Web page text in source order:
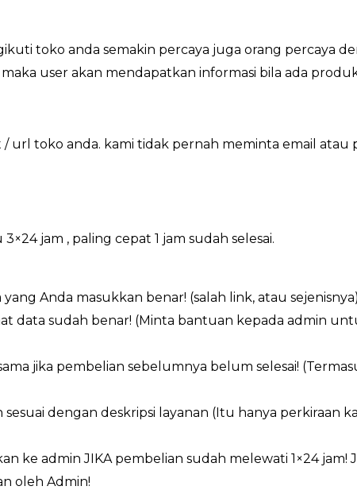
toko anda semakin percaya juga orang percaya
user akan mendapatkan informasi bila ada
url toko anda. kami tidak pernah meminta email atau
jam , paling cepat 1 jam sudah selesai.
Anda masukkan benar! (salah link, atau sejenisnya)
data sudah benar! (Minta bantuan kepada admin
jika pembelian sebelumnya belum selesai!
sesuai dengan deskripsi layanan (Itu hanya perkiraan
ke admin JIKA pembelian sudah melewati 1×24 jam!
oleh Admin!